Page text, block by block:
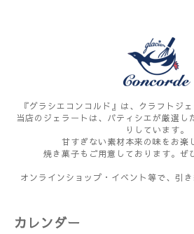
『グラシエコンコルド』は、クラフトジ
当店のジェラートは、パティシエが厳選し
りしています。
甘すぎない素材本来の味をお楽
焼き菓子もご用意しております。ぜ
オンラインショップ・イベント等で、引き
カレンダー